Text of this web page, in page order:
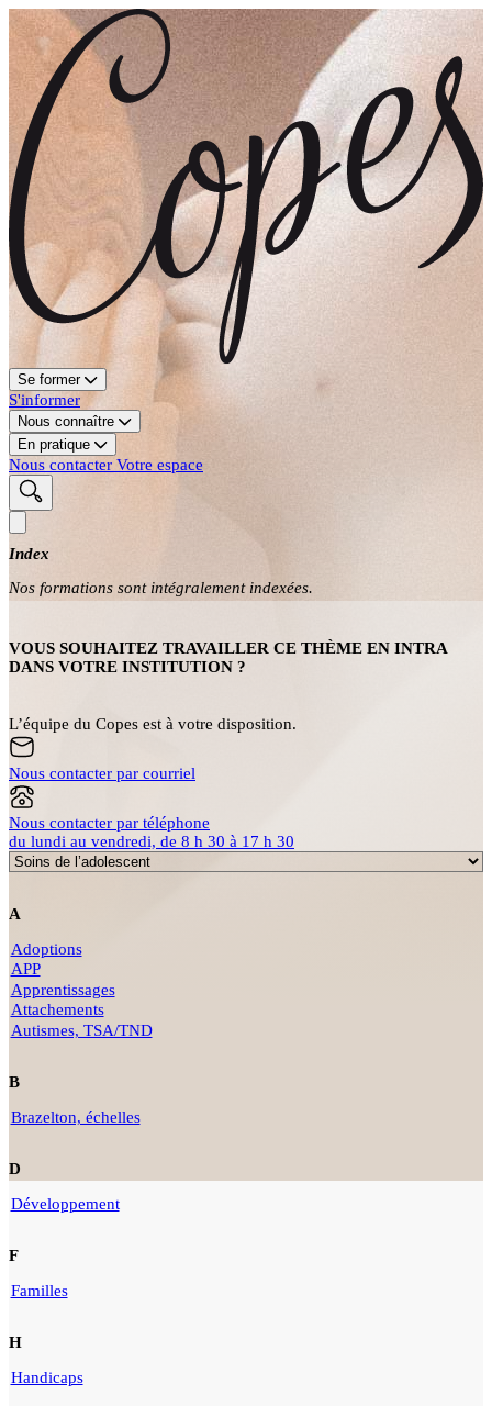
Se former
S'informer
Nous connaître
En pratique
Nous contacter Votre espace
Index
Nos formations sont intégralement indexées.
VOUS SOUHAITEZ TRAVAILLER CE THÈME EN INTRA
DANS VOTRE INSTITUTION ?
L’équipe du Copes est à votre disposition.
Nous contacter par courriel
Nous contacter par téléphone
du lundi au vendredi, de 8 h 30 à 17 h 30
A
Adoptions
APP
Apprentissages
Attachements
Autismes, TSA/TND
B
Brazelton, échelles
D
Développement
F
Familles
H
Handicaps